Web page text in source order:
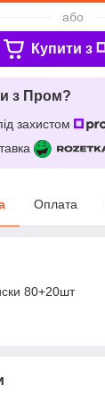
або
Купити з
з Пром?
захистом
Оплата
80+20шт